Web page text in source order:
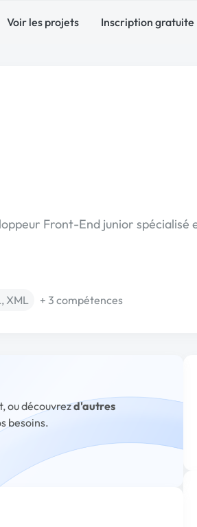
Voir les projets Inscription gratuite
Front-End junior spécialisé
XML + 3 compétences
ou découvrezd'autres
besoins.